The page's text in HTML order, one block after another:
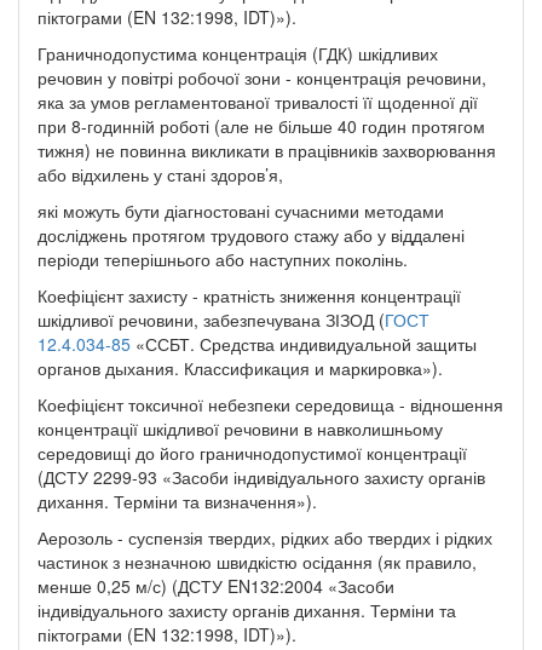
піктограми (EN 132:1998, IDT)»).
Граничнодопустима концентрація (ГДК) шкідливих
речовин у повітрі робочої зони - концентрація речовини,
яка за умов регламентованої тривалості її щоденної дії
при 8-годинній роботі (але не більше 40 годин протягом
тижня) не повинна викликати в працівників захворювання
або відхилень у стані здоров’я,
які можуть бути діагностовані сучасними методами
досліджень протягом трудового стажу або у віддалені
періоди теперішнього або наступних поколінь.
Коефіцієнт захисту - кратність зниження концентрації
шкідливої речовини, забезпечувана ЗІЗОД (ГОСТ
12.4.034-85 «ССБТ. Средства индивидуальной защиты
органов дыхания. Классификация и маркировка»).
Коефіцієнт токсичної небезпеки середовища - відношення
концентрації шкідливої речовини в навколишньому
середовищі до його граничнодопустимої концентрації
(ДСТУ 2299-93 «Засоби індивідуального захисту органів
дихання. Терміни та визначення»).
Аерозоль - суспензія твердих, рідких або твердих і рідких
частинок з незначною швидкістю осідання (як правило,
менше 0,25 м/с) (ДСТУ EN132:2004 «Засоби
індивідуального захисту органів дихання. Терміни та
піктограми (EN 132:1998, IDT)»).